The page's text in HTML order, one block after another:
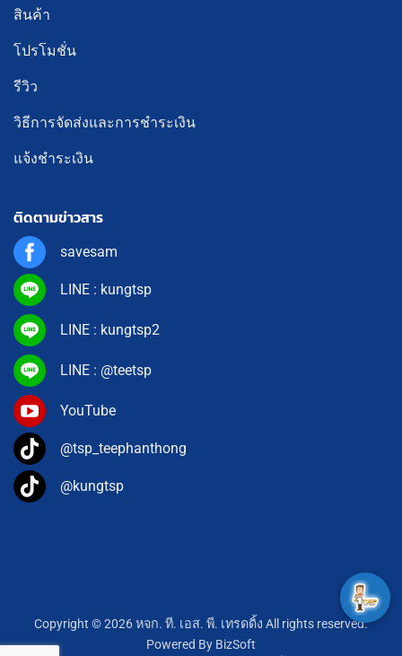
สินค้า
โปรโมชั่น
รีวิว
วิธีการจัดส่งและการชำระเงิน
แจ้งชำระเงิน
ติดตามข่าวสาร
savesam
LINE : kungtsp
LINE : kungtsp2
LINE : @teetsp
YouTube
@tsp_teephanthong
@kungtsp
Copyright © 2026 หจก. ที. เอส. พี. เทรดดิ้ง All rights reserved.
Powered By BizSoft